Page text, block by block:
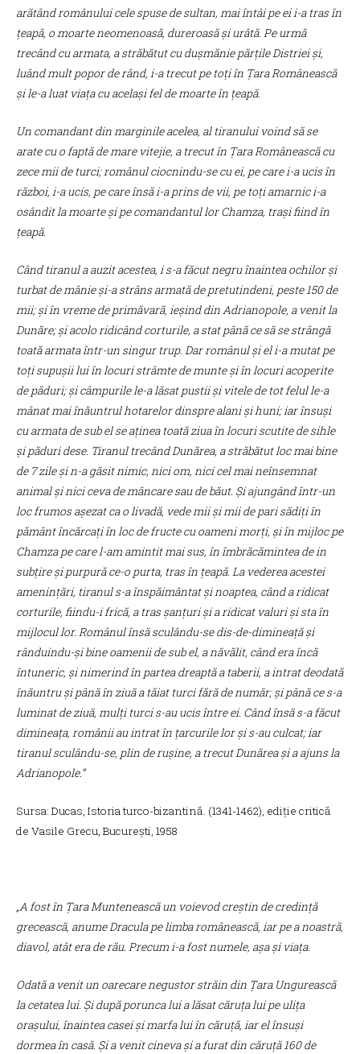
arătând românului cele spuse de sultan, mai întâi pe ei i-a tras în
țeapă, o moarte neomenoasă, dureroasă și urâtă. Pe urmă
trecând cu armata, a străbătut cu dușmănie părțile Distriei și,
luând mult popor de rând, i-a trecut pe toți în Țara Românească
și le-a luat viața cu același fel de moarte în țeapă.
Un comandant din marginile acelea, al tiranului voind să se
arate cu o faptă de mare vitejie, a trecut în Țara Românească cu
zece mii de turci; românul ciocnindu-se cu ei, pe care i-a ucis în
război, i-a ucis, pe care însă i-a prins de vii, pe toți amarnic i-a
osândit la moarte și pe comandantul lor Chamza, trași fiind în
țeapă.
Când tiranul a auzit acestea, i s-a făcut negru înaintea ochilor și
turbat de mânie și-a strâns armată de pretutindeni, peste 150 de
mii; și în vreme de primăvară, ieșind din Adrianopole, a venit la
Dunăre; și acolo ridicând corturile, a stat până ce să se strângă
toată armata într-un singur trup. Dar românul și el i-a mutat pe
toți supușii lui în locuri strâmte de munte și în locuri acoperite
de păduri; și câmpurile le-a lăsat pustii și vitele de tot felul le-a
mânat mai înăuntrul hotarelor dinspre alani și huni; iar însuși
cu armata de sub el se aținea toată ziua în locuri scutite de sihle
și păduri dese. Tiranul trecând Dunărea, a străbătut loc mai bine
de 7 zile și n-a găsit nimic, nici om, nici cel mai neînsemnat
animal și nici ceva de mâncare sau de băut. Și ajungând într-un
loc frumos așezat ca o livadă, vede mii și mii de pari sădiți în
pământ încărcați în loc de fructe cu oameni morți, și în mijloc pe
Chamza pe care l-am amintit mai sus, în îmbrăcămintea de in
subțire și purpură ce-o purta, tras în țeapă. La vederea acestei
amenințări, tiranul s-a înspăimântat și noaptea, când a ridicat
corturile, fiindu-i frică, a tras șanțuri și a ridicat valuri și sta în
mijlocul lor. Românul însă sculându-se dis-de-dimineață și
rânduindu-și bine oamenii de sub el, a năvălit, când era încă
întuneric, și nimerind în partea dreaptă a taberii, a intrat deodată
înăuntru și până în ziuă a tăiat turci fără de număr; și până ce s-a
luminat de ziuă, mulți turci s-au ucis între ei. Când însă s-a făcut
dimineața, românii au intrat în țarcurile lor și s-au culcat; iar
tiranul sculându-se, plin de rușine, a trecut Dunărea și a ajuns la
Adrianopole.”
Sursa: Ducas, Istoria turco-bizantină. (1341-1462), ediție critică
de Vasile Grecu, București, 1958
„A fost în Țara Muntenească un voievod creștin de credință
grecească, anume Dracula pelimba românească, iar pe a noastră,
diavol, atât era de rău. Precum i-a fost numele, așa și viața.
Odată a venit un oarecare negustor străin din Țara Ungurească
la cetatea lui. Și după porunca lui a lăsat căruța lui pe ulița
orașului, înaintea casei și marfa lui în căruță, iar el însuși
dormea în casă. Și a venit cineva și a furat din căruță 160 de